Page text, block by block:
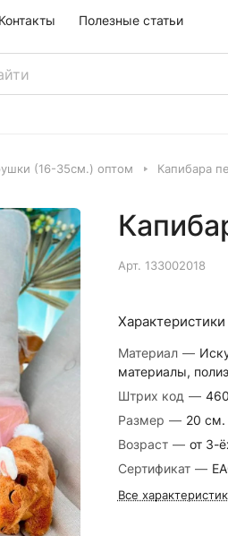
Контакты Полезные статьи
(16-35см.) оптом Капибара
Арт. 133002018
Характеристики
Материал —
материалы,
Штрих код —
Размер — 20 см.
Возраст — от 3-
Сертификат —
Все